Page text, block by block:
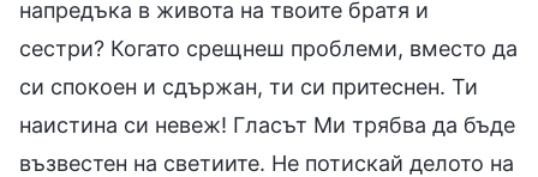
напредъка в живота на твоите братя и
сестри? Когато срещнеш проблеми, вместо да
си спокоен и сдържан, ти си притеснен. Ти
наистина си невеж! Гласът Ми трябва да бъде
възвестен на светиите. Не потискай делото на